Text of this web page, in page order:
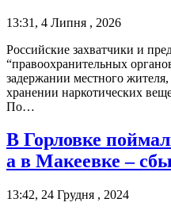
13:31, 4 Липня , 2026
Российские захватчики и
“правоохранительных
задержании местного
хранении наркотических
По…
В Горловке
а в Макеевке –
13:42, 24 Грудня , 2024